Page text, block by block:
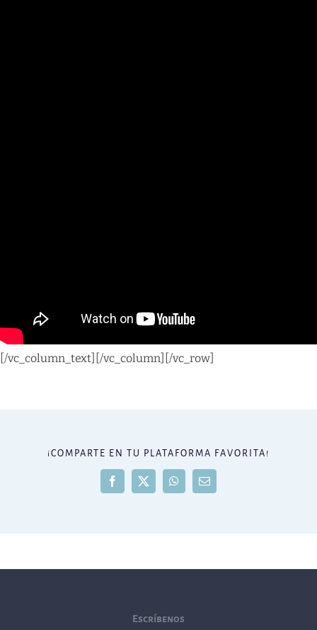
[/vc_column_text][/vc_column][/vc_row]
¡COMPARTE EN TU PLATAFORMA FAVORITA!
Facebook
X WhatsAppCorreo
Escríbenos